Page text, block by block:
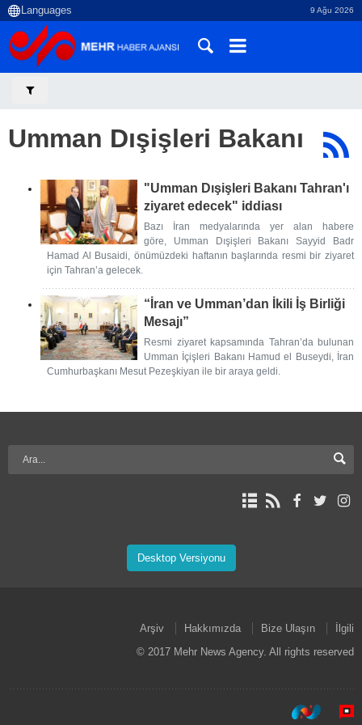
9 Ağu 2026
Umman Dışişleri Bakanı
"Umman Dışişleri Bakanı Tahran'ı
ziyaret edecek" iddiası
Bazı İran medyalarında yer alan habere
göre, Umman Dışişleri Bakanı Sayyid Badr
Hamad Al Busaidi, önümüzdeki haftanın başlarında resmi bir ziyaret
için Tahran’a gelecek.
“İran ve Umman’dan İkili İş Birliği
Mesajı”
Resmi ziyaret kapsamında Tahran’da bulunan
Umman İçişleri Bakanı Hamud el Buseydi, İran
Cumhurbaşkanı Mesut Pezeşkiyan ile bir araya geldi.
Desktop Versiyonu
Arşiv Hakkımızda Bize Ulaşın
İlgili
© 2017 Mehr News Agency. All rights reserved